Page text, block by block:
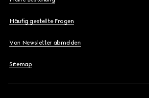
Häufig gestellte Fragen
Von Newsletter abmelden
Sitemap